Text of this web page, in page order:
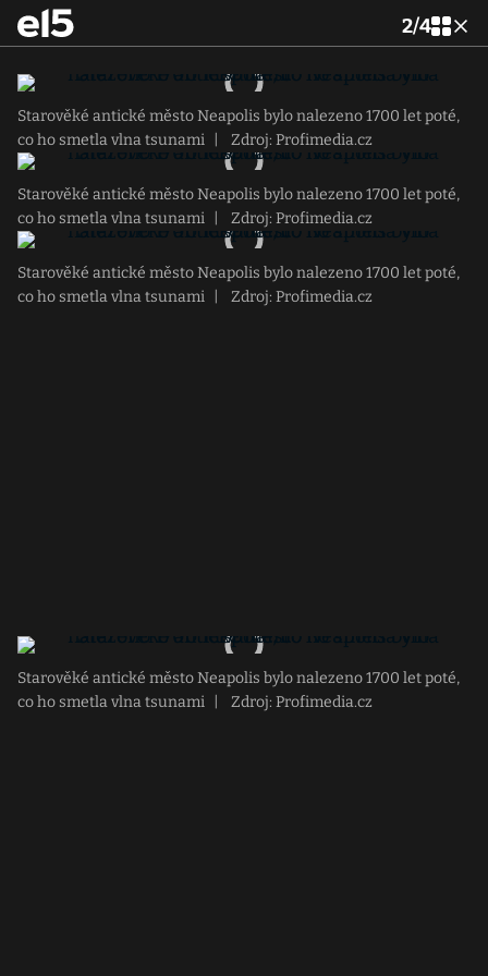
2/4
Starověké antické město Neapolis bylo nalezeno 1700 let poté,
co ho smetla vlna tsunami
Zdroj: Profimedia.cz
Starověké antické město Neapolis bylo nalezeno 1700 let poté,
co ho smetla vlna tsunami
Zdroj: Profimedia.cz
Starověké antické město Neapolis bylo nalezeno 1700 let poté,
co ho smetla vlna tsunami
Zdroj: Profimedia.cz
Starověké antické město Neapolis bylo nalezeno 1700 let poté,
co ho smetla vlna tsunami
Zdroj: Profimedia.cz